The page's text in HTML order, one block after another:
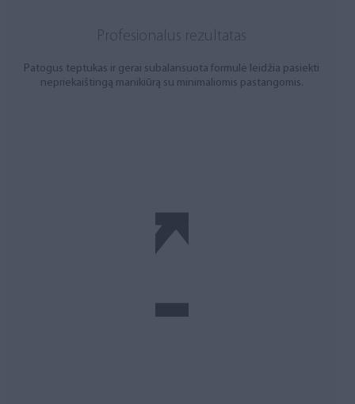
Profesionalus rezultatas
Patogus teptukas ir gerai subalansuota formulė leidžia pasiekti
nepriekaištingą manikiūrą su minimaliomis pastangomis.